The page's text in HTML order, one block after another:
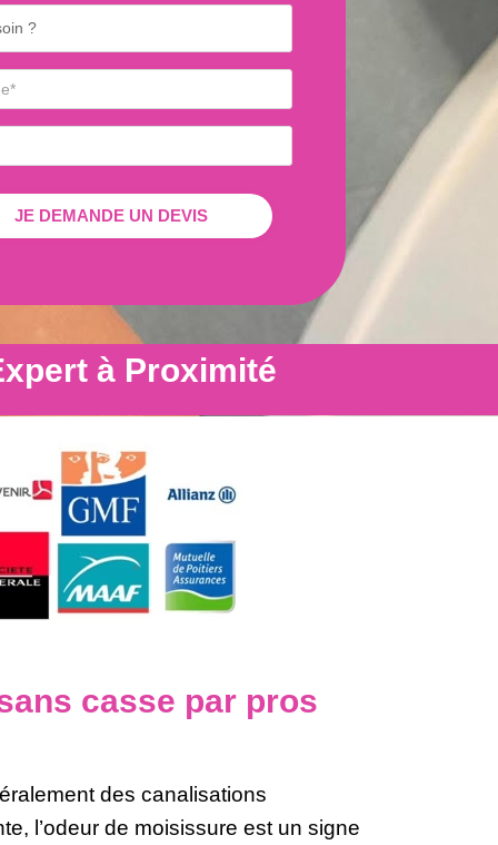
à Proximité
casse par pros
des canalisations
l’odeur de moisissure est un signe